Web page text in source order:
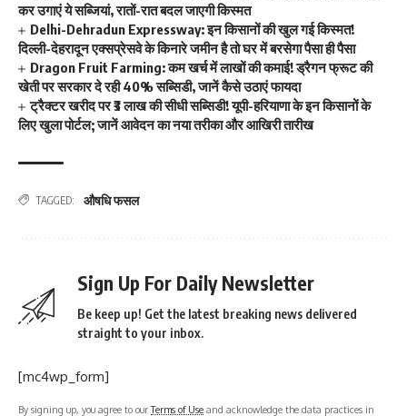
कर उगाएं ये सब्जियां, रातों-रात बदल जाएगी किस्मत
Delhi-Dehradun Expressway: इन किसानों की खुल गई किस्मत!
दिल्ली-देहरादून एक्सप्रेसवे के किनारे जमीन है तो घर में बरसेगा पैसा ही पैसा
Dragon Fruit Farming: कम खर्च में लाखों की कमाई! ड्रैगन फ्रूट की
खेती पर सरकार दे रही 40% सब्सिडी, जानें कैसे उठाएं फायदा
ट्रैक्टर खरीद पर ₹3 लाख की सीधी सब्सिडी! यूपी-हरियाणा के इन किसानों के
लिए खुला पोर्टल; जानें आवेदन का नया तरीका और आखिरी तारीख
TAGGED: औषधि फसल
Sign Up For Daily Newsletter
Be keep up! Get the latest breaking news delivered
straight to your inbox.
[mc4wp_form]
By signing up, you agree to ourTerms of Use and acknowledge the data practices in